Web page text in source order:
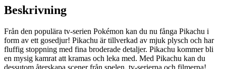
Beskrivning
Från den populära tv-serien Pokémon kan du nu fånga Pikachu i
form av ett gosedjur! Pikachu är tillverkad av mjuk plysch och har
fluffig stoppning med fina broderade detaljer. Pikachu kommer bli
en mysig kamrat att kramas och leka med. Med Pikachu kan du